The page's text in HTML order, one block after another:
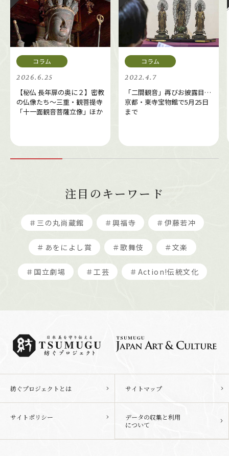
2026.6.25
【秘仏 長年扉の奥に２】密教
の仏像たち～三重・観菩提寺
「十一面観音菩薩立像」ほか
2022.4.7
「二間観音」再びお披露目…
京都・東寺宝物館で5月25日
まで
注目のキーワード
＃三の丸尚蔵館 ＃興福寺 ＃伊藤若冲
＃あをによし賞 ＃歌舞伎 ＃文楽
＃国立劇場 ＃工芸 ＃Action!伝統文化
紡ぐプロジェクトとは サイトマップ
サイトポリシー
データの収集と利用
について